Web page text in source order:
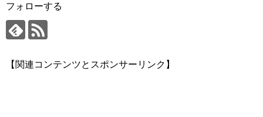
フォローする
【関連コンテンツとスポンサーリンク】